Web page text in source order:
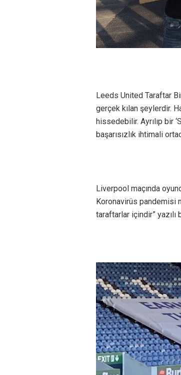
Leeds United Taraftar
gerçek kılan şeylerdir.
hissedebilir. Ayrılıp bir
başarısızlık ihtimali
Liverpool maçında
Koronavirüs pandemisi
taraftarlar içindir”